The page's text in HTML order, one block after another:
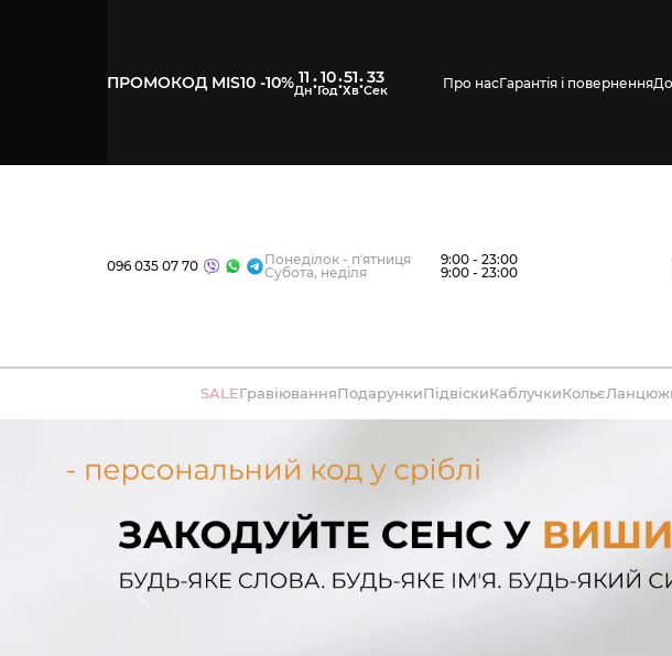
ПРОМОКОД MIS10 -10% 11 :10:51:32 Про насГарантія і повернення
096 035 07 70 Понеділок - пʼятниця
9:00 - 23:00
Субота, неділя
9:00 - 23:00
SALEГравіюванняПодарункиПідвіскиКаблучкиКольє